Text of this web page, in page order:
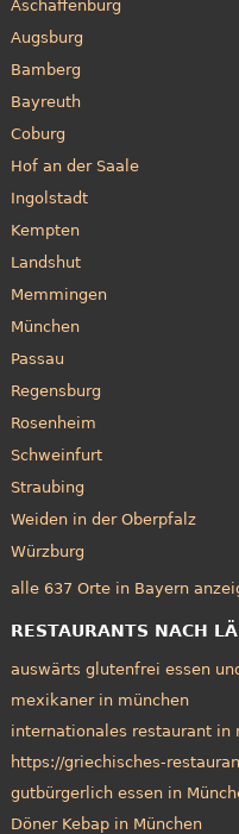
Aschaffenburg
Augsburg
Bamberg
Bayreuth
Coburg
Hof an der Saale
Ingolstadt
Kempten
Landshut
Memmingen
München
Passau
Regensburg
Rosenheim
Schweinfurt
Straubing
Weiden in der Oberpfalz
Würzburg
alle 637 Orte in Bayern
RESTAURANTS NACH
auswärts glutenfrei essen
mexikaner in münchen
internationales restaurant in
https://griechisches-
gutbürgerlich essen in
Döner Kebap in München